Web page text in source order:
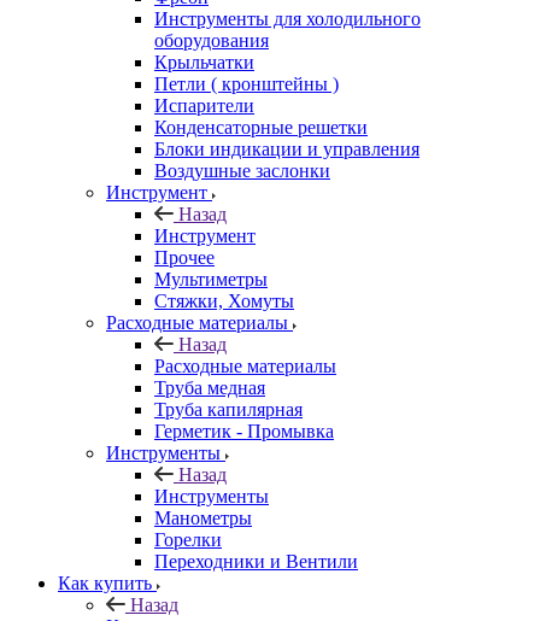
Инструменты для холодильного
оборудования
Крыльчатки
Петли ( кронштейны )
Испарители
Конденсаторные решетки
Блоки индикации и управления
Воздушные заслонки
Инструмент
Назад
Инструмент
Прочее
Мультиметры
Стяжки, Хомуты
Расходные материалы
Назад
Расходные материалы
Труба медная
Труба капилярная
Герметик - Промывка
Инструменты
Назад
Инструменты
Манометры
Горелки
Переходники и Вентили
Как купить
Назад